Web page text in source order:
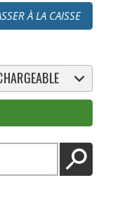
À LA CAISSE
LANCER